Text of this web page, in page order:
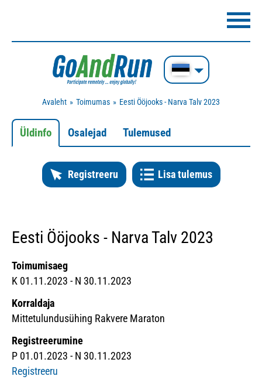
Avaleht Toimumas Eesti Ööjooks - Narva Talv 2023
Üldinfo Osalejad Tulemused
Registreeru Lisa tulemus
Eesti Ööjooks - Narva Talv 2023
Toimumisaeg
K 01.11.2023 - N 30.11.2023
Korraldaja
Mittetulundusühing Rakvere Maraton
Registreerumine
P 01.01.2023 - N 30.11.2023
Registreeru